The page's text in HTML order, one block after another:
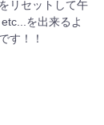
リセットして午
を出来るよ
す！！